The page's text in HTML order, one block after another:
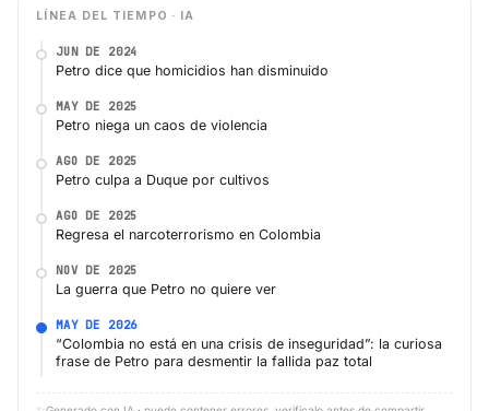
LÍNEA DEL TIEMPO · IA
JUN DE 2024
Petro dice que homicidios han disminuido
MAY DE 2025
Petro niega un caos de violencia
AGO DE 2025
Petro culpa a Duque por cultivos
AGO DE 2025
Regresa el narcoterrorismo en Colombia
NOV DE 2025
La guerra que Petro no quiere ver
MAY DE 2026
“Colombia no está en una crisis de inseguridad”: la curiosa
frase de Petro para desmentir la fallida paz total